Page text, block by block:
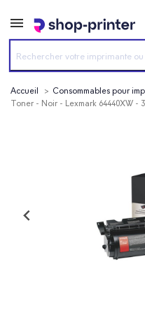
Accueil
Consommables pour
Toner - Noir - Lexmark 64440XW -